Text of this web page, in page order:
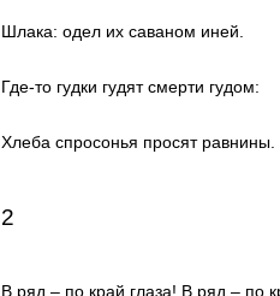
Шлака: одел их саваном иней.
Где-то гудки гудят смерти гудом:
Хлеба спросонья просят равнины.
2
В ряд – по край глаза! В ряд – по